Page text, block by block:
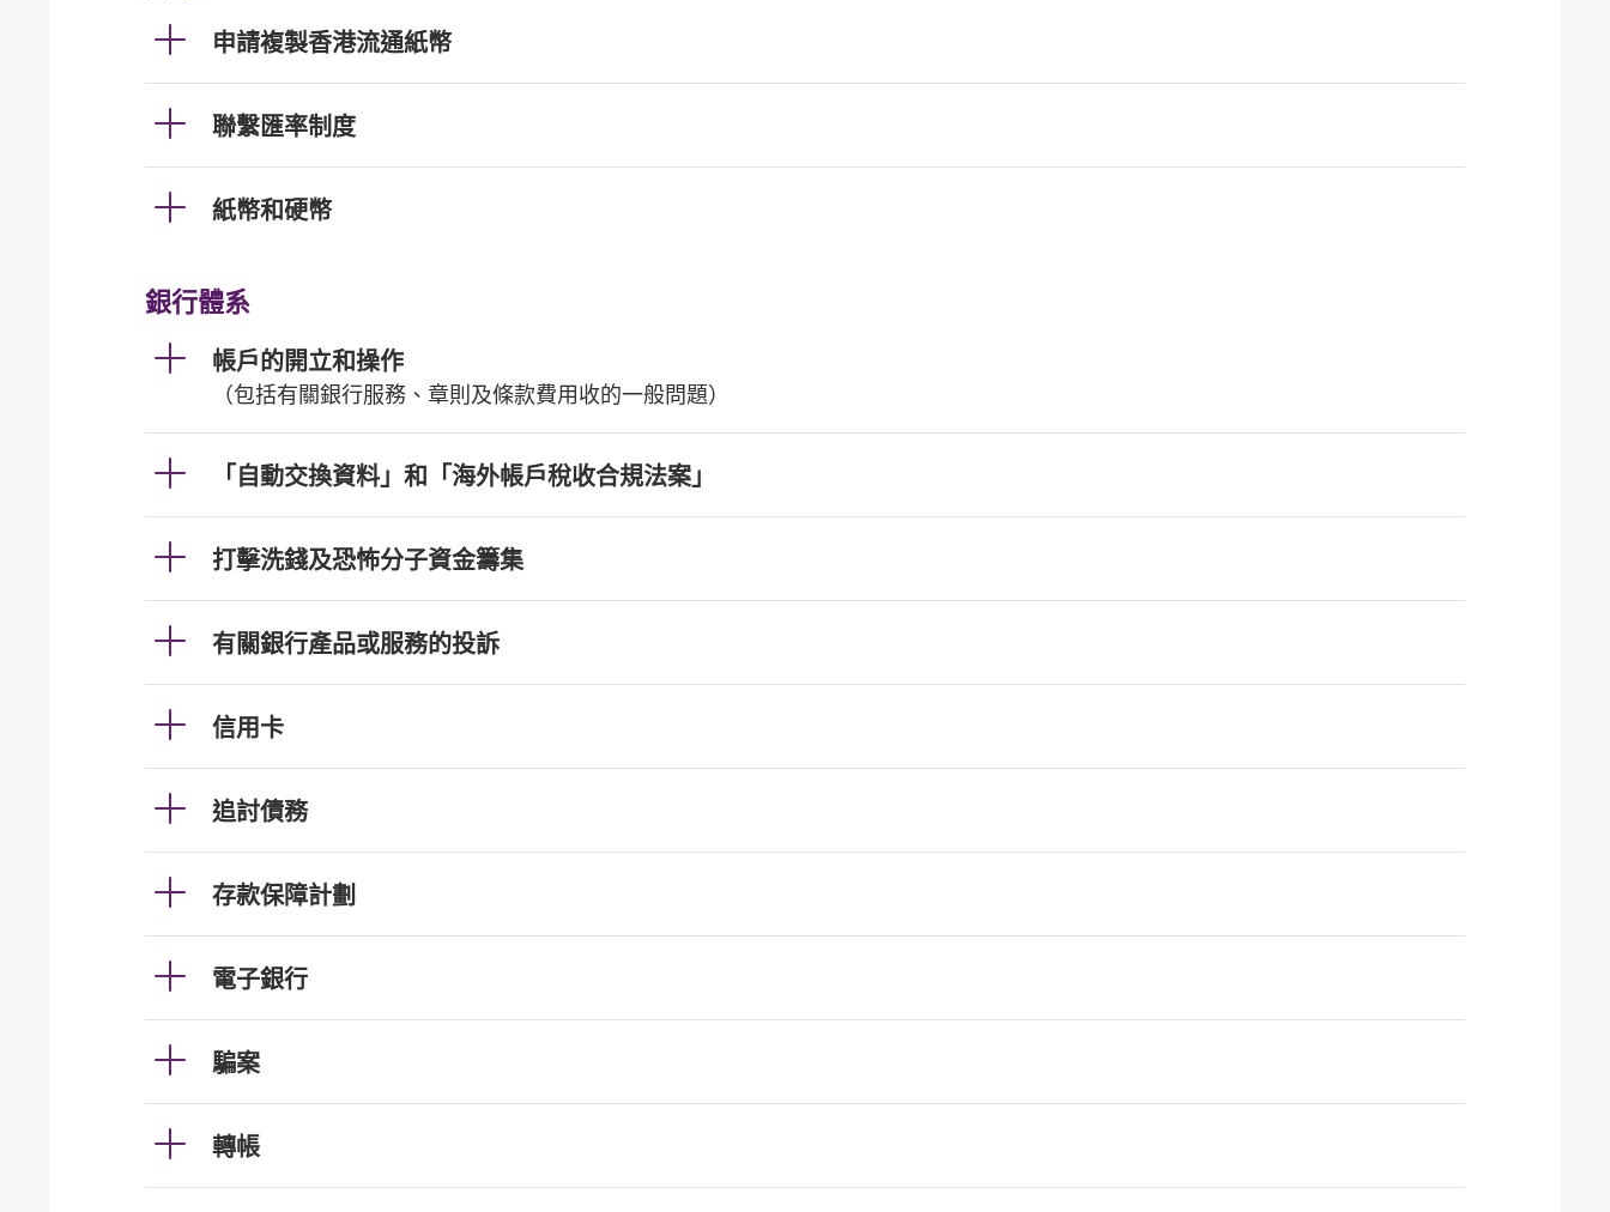
申請複製香港流通紙幣
聯繫匯率制度
紙幣和硬幣
銀行體系
帳戶的開立和操作
（包括有關銀行服務、章則及條款費用收的一般問題）
「自動交換資料」和「海外帳戶稅收合規法案」
打擊洗錢及恐怖分子資金籌集
有關銀行產品或服務的投訴
信用卡
追討債務
存款保障計劃
電子銀行
騙案
轉帳